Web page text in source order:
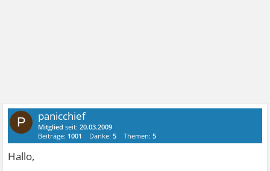
P panicchief
Mitglied seit:20.03.2009
Beiträge: 1001 Danke:5 Themen:5
Hallo,